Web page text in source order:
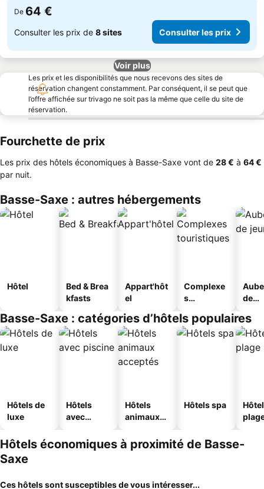
De 64 €
Consulter les prix de 8 sites Consulter les prix
Voir plus
Les prix et les disponibilités que nous recevons des sites de
réservation changent constamment. Par conséquent, il se peut que
l’offre affichée sur trivago ne soit pas la même que celle du site de
réservation.
Fourchette de prix
Les prix des hôtels économiques à Basse-Saxe vont de ‎28 € à ‎64 €
par nuit.
Basse-Saxe : autres hébergements
Hôtel
Bed & Brea
kfasts
Appart'hôt
el
Complexe
s
s
de
Basse-Saxe : catégories d’hôtels populaires
Hôtels de
luxe
Hôtels
avec
Hôtels
animaux
Hôtels spa
Hôtels économiques à proximité de Basse-
Saxe
Ces hôtels sont susceptibles de vous intéresser...